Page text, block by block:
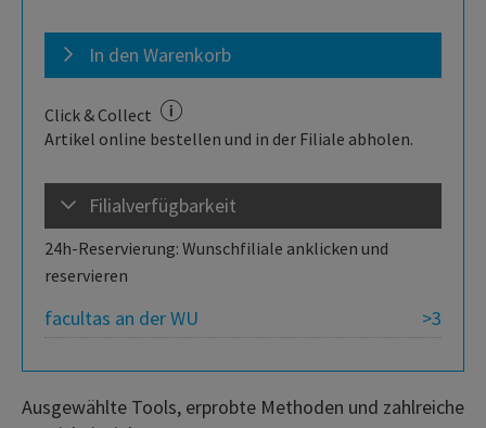
In den Warenkorb
Click & Collect
Artikel online bestellen und in der Filiale abholen.
Filialverfügbarkeit
24h-Reservierung: Wunschfiliale anklicken und
reservieren
>3
facultas an der WU
Ausgewählte Tools, erprobte Methoden und zahlreiche